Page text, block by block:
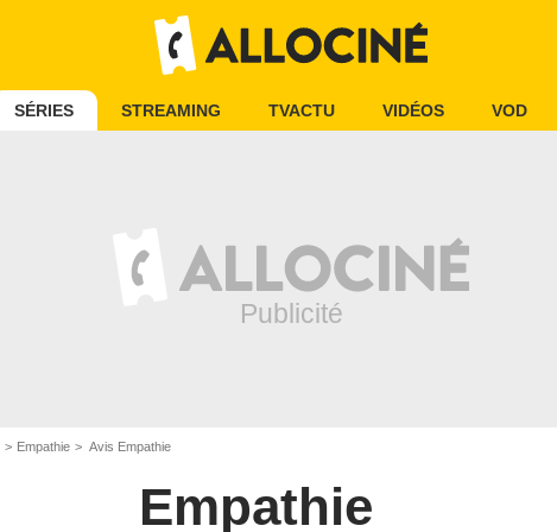
SÉRIES STREAMING TVACTU VIDÉOS VOD
Empathie Avis Empathie
Empathie